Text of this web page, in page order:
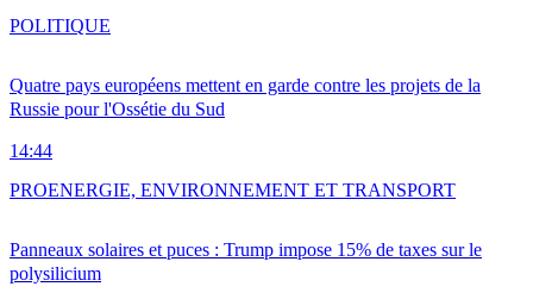
Quatre pays européens mettent en garde contre les projets de la
Russie pour l'Ossétie du Sud
14:44
POLITIQUE
Panneaux solaires et puces : Trump impose 15% de taxes sur le
polysilicium
PROENERGIE, ENVIRONNEMENT ET TRANSPORT